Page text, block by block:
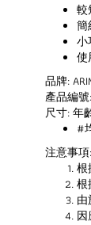
較
簡
小
使
品牌:
產品編號
尺寸: 年
#
注意事項:
根
根